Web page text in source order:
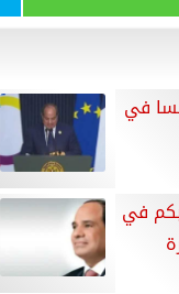
في
في